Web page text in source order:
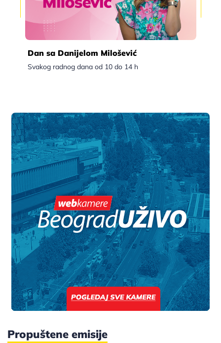
Dan sa Danijelom Milošević
Svakog radnog dana od 10 do 14 h
Propuštene emisije